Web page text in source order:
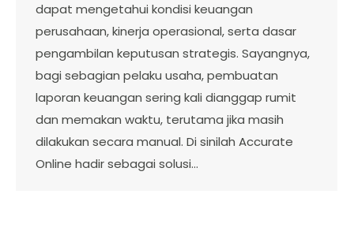
dapat mengetahui kondisi keuangan
perusahaan, kinerja operasional, serta dasar
pengambilan keputusan strategis. Sayangnya,
bagi sebagian pelaku usaha, pembuatan
laporan keuangan sering kali dianggap rumit
dan memakan waktu, terutama jika masih
dilakukan secara manual. Di sinilah Accurate
Online hadir sebagai solusi…